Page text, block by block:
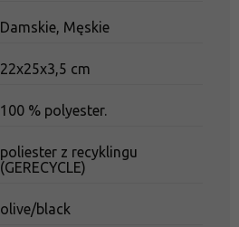
Damskie, Męskie
22x25x3,5 cm
100 % polyester.
poliester z recyklingu
(GERECYCLE)
olive/black